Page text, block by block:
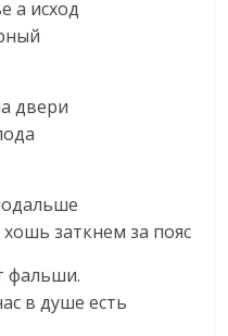
а исход
двери
заткнем за пояс
фальши.
в душе есть